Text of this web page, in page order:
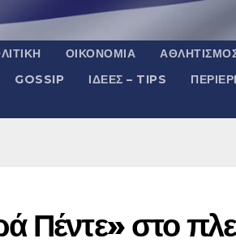
ΟΙΚΟΝΟΜΊΑ
GOSSIP ΙΔΈΕΣ – TIPS
Πέντε» στο